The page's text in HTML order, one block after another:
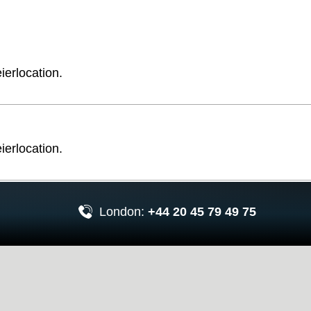
London: +44 20 45 79 49 75